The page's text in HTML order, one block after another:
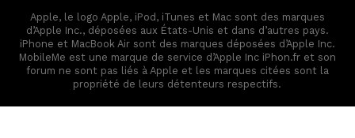
Apple, le logo Apple, iPod, iTunes et Mac sont des marques
d’Apple Inc., déposées aux États-Unis et dans d’autres pays.
iPhone et MacBook Air sont des marques déposées d’Apple Inc.
MobileMe est une marque de service d’Apple Inc iPhon.fr et son
forum ne sont pas liés à Apple et les marques citées sont la
propriété de leurs détenteurs respectifs.